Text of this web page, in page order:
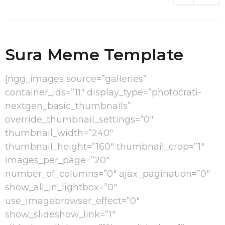
Sura Meme Template
[ngg_images source=”galleries”
container_ids=”11″ display_type=”photocrati-
nextgen_basic_thumbnails”
override_thumbnail_settings=”0″
thumbnail_width=”240″
thumbnail_height=”160″ thumbnail_crop=”1″
images_per_page=”20″
number_of_columns=”0″ ajax_pagination=”0″
show_all_in_lightbox=”0″
use_imagebrowser_effect=”0″
show_slideshow_link=”1″